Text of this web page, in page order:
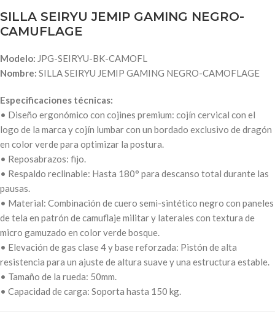
SILLA SEIRYU JEMIP GAMING NEGRO-
CAMUFLAGE
Modelo: JPG-SEIRYU-BK-CAMOFL
Nombre: SILLA SEIRYU JEMIP GAMING NEGRO-CAMOFLAGE
Especificaciones técnicas:
• Diseño ergonómico con cojines premium: cojín cervical con el
logo de la marca y cojín lumbar con un bordado exclusivo de dragón
en color verde para optimizar la postura.
• Reposabrazos: fijo.
• Respaldo reclinable: Hasta 180° para descanso total durante las
pausas.
• Material: Combinación de cuero semi-sintético negro con paneles
de tela en patrón de camuflaje militar y laterales con textura de
micro gamuzado en color verde bosque.
• Elevación de gas clase 4 y base reforzada: Pistón de alta
resistencia para un ajuste de altura suave y una estructura estable.
• Tamaño de la rueda: 50mm.
• Capacidad de carga: Soporta hasta 150 kg.